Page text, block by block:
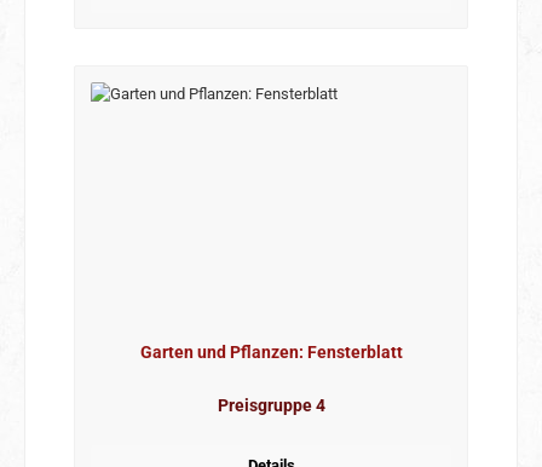
Garten und Pflanzen: Fensterblatt
Preisgruppe 4